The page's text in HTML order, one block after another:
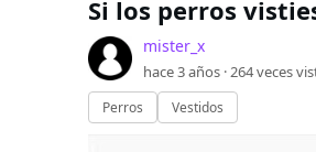
Si los perros
mister_x
hace 3 años ·264veces
Perros Vestidos